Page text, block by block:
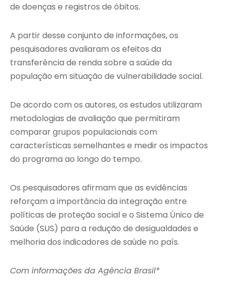
de doenças e registros de óbitos.
A partir desse conjunto de informações, os
pesquisadores avaliaram os efeitos da
transferência de renda sobre a saúde da
população em situação de vulnerabilidade social.
De acordo com os autores, os estudos utilizaram
metodologias de avaliação que permitiram
comparar grupos populacionais com
características semelhantes e medir os impactos
do programa ao longo do tempo.
Os pesquisadores afirmam que as evidências
reforçam a importância da integração entre
políticas de proteção social e o Sistema Único de
Saúde (SUS) para a redução de desigualdades e
melhoria dos indicadores de saúde no país.
Com informações da Agência Brasil*